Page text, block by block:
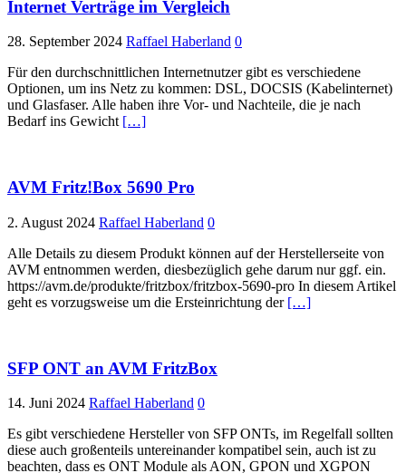
Internet Verträge im Vergleich
28. September 2024 Raffael Haberland 0
Für den durchschnittlichen Internetnutzer gibt es verschiedene
Optionen, um ins Netz zu kommen: DSL, DOCSIS (Kabelinternet)
und Glasfaser. Alle haben ihre Vor- und Nachteile, die je nach
Bedarf ins Gewicht […]
AVM Fritz!Box 5690 Pro
2. August 2024 Raffael Haberland 0
Alle Details zu diesem Produkt können auf der Herstellerseite von
AVM entnommen werden, diesbezüglich gehe darum nur ggf. ein.
https://avm.de/produkte/fritzbox/fritzbox-5690-pro In diesem Artikel
geht es vorzugsweise um die Ersteinrichtung der […]
SFP ONT an AVM FritzBox
14. Juni 2024 Raffael Haberland 0
Es gibt verschiedene Hersteller von SFP ONTs, im Regelfall sollten
diese auch großenteils untereinander kompatibel sein, auch ist zu
beachten, dass es ONT Module als AON, GPON und XGPON